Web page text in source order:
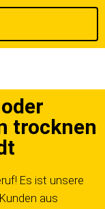
trocknen
Es ist unsere
aus